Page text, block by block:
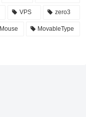
VPS zero3
Mouse MovableType